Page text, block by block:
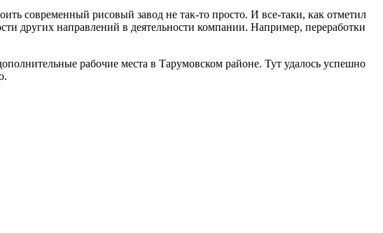
современный рисовый завод не так-то просто. И все-таки, как отметил
других направлений в деятельности компании. Например, переработки
рабочие места в Тарумовском районе. Тут удалось успешно